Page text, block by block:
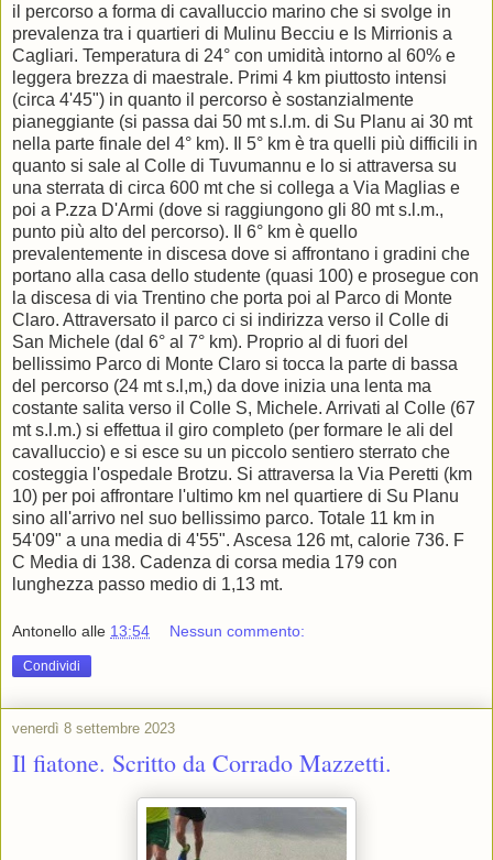
il percorso a forma di cavalluccio marino che si svolge in
prevalenza tra i quartieri di Mulinu Becciu e Is Mirrionis a
Cagliari. Temperatura di 24° con umidità intorno al 60% e
leggera brezza di maestrale. Primi 4 km piuttosto intensi
(circa 4'45") in quanto il percorso è sostanzialmente
pianeggiante (si passa dai 50 mt s.l.m. di Su Planu ai 30 mt
nella parte finale del 4° km). Il 5° km è tra quelli più difficili in
quanto si sale al Colle di Tuvumannu e lo si attraversa su
una sterrata di circa 600 mt che si collega a Via Maglias e
poi a P.zza D'Armi (dove si raggiungono gli 80 mt s.l.m.,
punto più alto del percorso). Il 6° km è quello
prevalentemente in discesa dove si affrontano i gradini che
portano alla casa dello studente (quasi 100) e prosegue con
la discesa di via Trentino che porta poi al Parco di Monte
Claro. Attraversato il parco ci si indirizza verso il Colle di
San Michele (dal 6° al 7° km). Proprio al di fuori del
bellissimo Parco di Monte Claro si tocca la parte di bassa
del percorso (24 mt s.l,m,) da dove inizia una lenta ma
costante salita verso il Colle S, Michele. Arrivati al Colle (67
mt s.l.m.) si effettua il giro completo (per formare le ali del
cavalluccio) e si esce su un piccolo sentiero sterrato che
costeggia l'ospedale Brotzu. Si attraversa la Via Peretti (km
10) per poi affrontare l'ultimo km nel quartiere di Su Planu
sino all'arrivo nel suo bellissimo parco. Totale 11 km in
54'09" a una media di 4'55". Ascesa 126 mt, calorie 736. F
C Media di 138. Cadenza di corsa media 179 con
lunghezza passo medio di 1,13 mt.
Antonello alle 13:54 Nessun commento:
Condividi
venerdì 8 settembre 2023
Il fiatone. Scritto da Corrado Mazzetti.